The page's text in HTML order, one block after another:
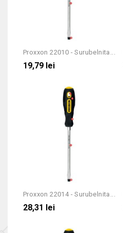
Proxxon 22010 - Surubelnita...
19,79 lei
Proxxon 22014 - Surubelnita...
28,31 lei